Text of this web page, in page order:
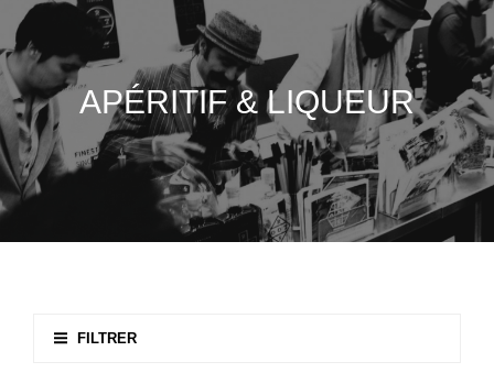
APÉRITIF & LIQUEUR
FILTRER